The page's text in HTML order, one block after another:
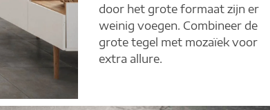
door het grote formaat zijn er
weinig voegen. Combineer de
grote tegel met mozaïek voor
extra allure.